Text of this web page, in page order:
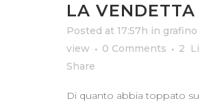
LA VENDETTA
Posted at 17:57h in
view
0 Comments 2
Share
Di quanto abbia toppato